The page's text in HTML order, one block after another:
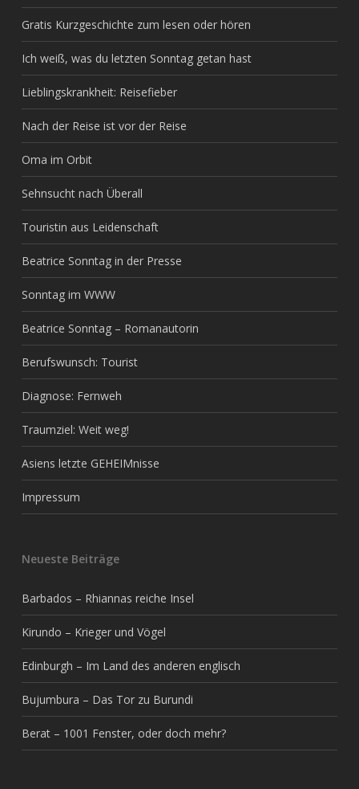
Gratis Kurzgeschichte zum lesen oder hören
Ich weiß, was du letzten Sonntag getan hast
Lieblingskrankheit: Reisefieber
Nach der Reise ist vor der Reise
Oma im Orbit
Sehnsucht nach Überall
Touristin aus Leidenschaft
Beatrice Sonntag in der Presse
Sonntag im WWW
Beatrice Sonntag – Romanautorin
Berufswunsch: Tourist
Diagnose: Fernweh
Traumziel: Weit weg!
Asiens letzte GEHEIMnisse
Impressum
Neueste Beiträge
Barbados – Rhiannas reiche Insel
Kirundo – Krieger und Vögel
Edinburgh – Im Land des anderen englisch
Bujumbura – Das Tor zu Burundi
Berat – 1001 Fenster, oder doch mehr?